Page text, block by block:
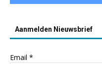
Aanmelden Nieuwsbrief
Email *